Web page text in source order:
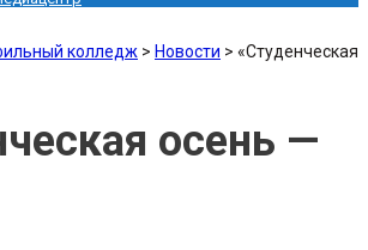
колледж > Новости > «Студенческая
осень —